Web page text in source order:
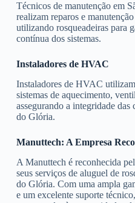
Técnicos de manutenção em
realizam reparos e
utilizando rosqueadeiras para
contínua dos sistemas.
Instaladores de HVAC
Instaladores de HVAC
sistemas de aquecimento,
assegurando a integridade das
do Glória.
Manuttech: A Empresa
A Manuttech é reconhecida
seus serviços de aluguel de
do Glória. Com uma ampla
e um excelente suporte